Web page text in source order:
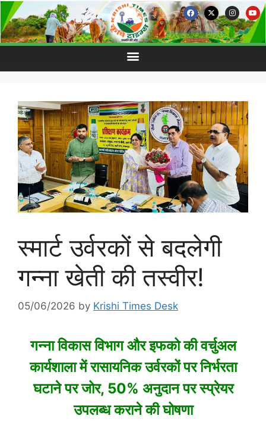
स्मार्ट उर्वरकों से बदलेगी
गन्ना खेती की तस्वीर!
05/06/2026 by Krishi Times Desk
गन्ना विकास विभाग और इफको की वर्चुअल
कार्यशाला में रासायनिक उर्वरकों पर निर्भरता
घटाने पर जोर, 50% अनुदान पर स्प्रेयर
उपलब्ध कराने की घोषणा